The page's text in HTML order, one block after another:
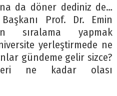
da döner dediniz de…
Prof. Dr. Emin
sıralama yapmak
yerleştirmede ne
gündeme gelir sizce?
ne kadar olası